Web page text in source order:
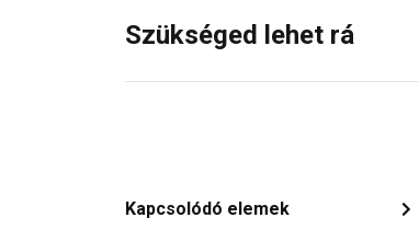
Szükséged lehet rá
Kapcsolódó elemek